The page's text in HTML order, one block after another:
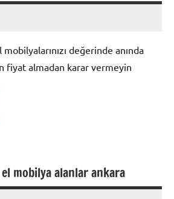
değerinde anında
fiyat almadan karar vermeyin
mobilya alanlar ankara